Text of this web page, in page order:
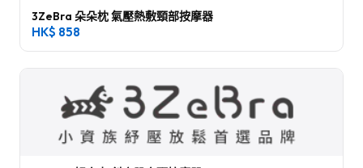
3ZeBra 朵朵枕 氣壓熱敷頸部按摩器
HK$ 858